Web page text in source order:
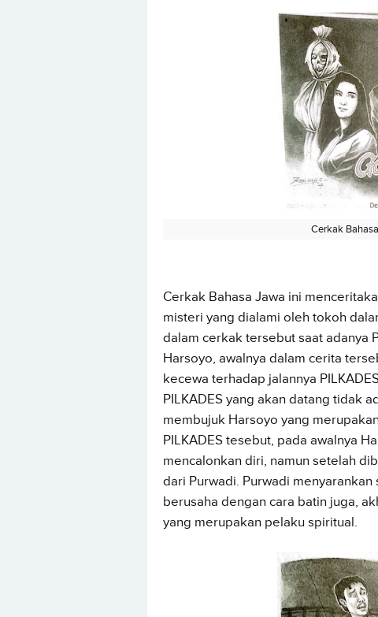
Cerkak
Cerkak Bahasa Jawa ini
misteri yang dialami oleh tokoh
dalam cerkak tersebut saat adanya
Harsoyo, awalnya dalam cerita
kecewa terhadap jalannya
PILKADES yang akan datang tidak
membujuk Harsoyo yang
PILKADES tesebut, pada awalnya
mencalonkan diri, namun setelah
dari Purwadi. Purwadi
berusaha dengan cara batin juga,
yang merupakan pelaku spiritual.